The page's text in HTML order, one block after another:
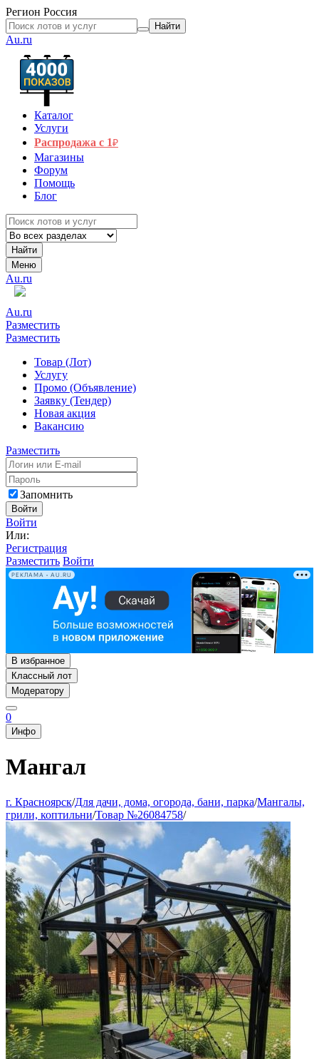
Регион Россия
Найти
Au.ru
Каталог
Услуги
Распродажа с 1₽
Магазины
Форум
Помощь
Блог
Найти
Меню
Au.ru
Au.ru
Разместить
Разместить
Товар (Лот)
Услугу
Промо (Объявление)
Заявку (Тендер)
Новая акция
Вакансию
Разместить
Запомнить
Войти
Войти
Или:
Регистрация
Разместить Войти
РЕКЛАМА • AU.RU
В избранное
Классный лот
Модератору
0
Инфо
Мангал
г. Красноярск/Для дачи, дома, огорода, бани, парка/Мангалы,
грили, коптильни/Товар №26084758/